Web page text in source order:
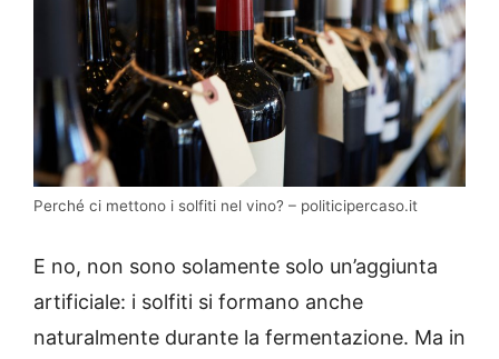
Perché ci mettono i solfiti nel vino? – politicipercaso.it
E no, non sono solamente solo un’aggiunta
artificiale: i solfiti si formano anche
naturalmente durante la fermentazione. Ma in